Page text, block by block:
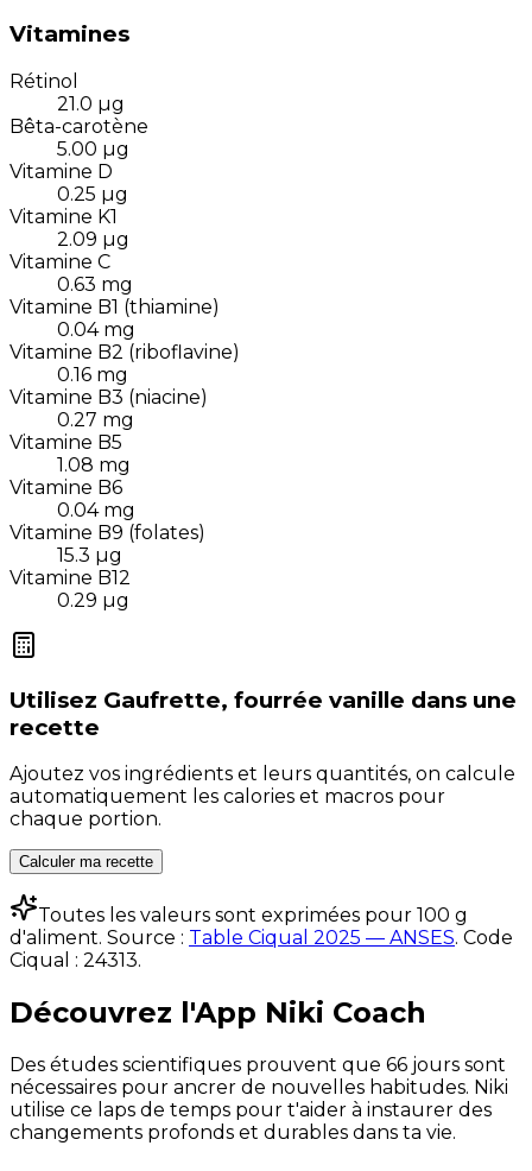
Vitamines
Rétinol
21.0 µg
Bêta-carotène
5.00 µg
Vitamine D
0.25 µg
Vitamine K1
2.09 µg
Vitamine C
0.63 mg
Vitamine B1 (thiamine)
0.04 mg
Vitamine B2 (riboflavine)
0.16 mg
Vitamine B3 (niacine)
0.27 mg
Vitamine B5
1.08 mg
Vitamine B6
0.04 mg
Vitamine B9 (folates)
15.3 µg
Vitamine B12
0.29 µg
Utilisez Gaufrette, fourrée vanille dans une
recette
Ajoutez vos ingrédients et leurs quantités, on calcule
automatiquement les calories et macros pour
chaque portion.
Calculer ma recette
Toutes les valeurs sont exprimées pour 100 g
d'aliment. Source : Table Ciqual 2025 — ANSES. Code
Ciqual : 24313.
Découvrez l'App Niki Coach
Des études scientifiques prouvent que 66 jours sont
nécessaires pour ancrer de nouvelles habitudes. Niki
utilise ce laps de temps pour t'aider à instaurer des
changements profonds et durables dans ta vie.